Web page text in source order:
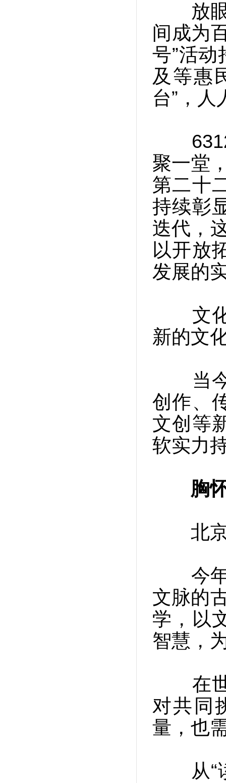
放眼
间成为
号”活
及等惠
台”，
6312
聚一堂
第二十
持续彰
迭代，
以开放
发展的
文化
新的文
当今
创作、
文创等
软实力
胸
北京
今年5
文脉的
学，以
智慧，
在世
对共同
量，也
从“读